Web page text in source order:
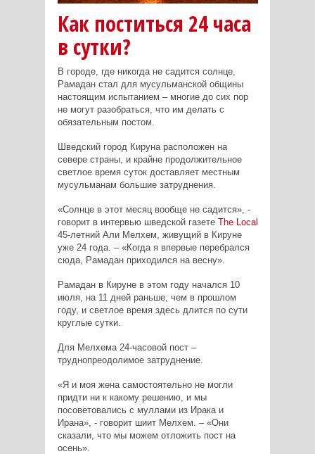
Как поститься 24 часа
в сутки?
В городе, где никогда не садится солнце,
Рамадан стал для мусульманской общины
настоящим испытанием – многие до сих пор
не могут разобраться, что им делать с
обязательным постом.
Шведский город Кируна расположен на
севере страны, и крайне продолжительное
светлое время суток доставляет местным
мусульманам большие затруднения.
«Солнце в этот месяц вообще не садится», -
говорит в интервью шведской газете The Local
45-летний Али Мелхем, живущий в Кируне
уже 24 года. – «Когда я впервые перебрался
сюда, Рамадан приходился на весну».
Рамадан в Кируне в этом году начался 10
июля, на 11 дней раньше, чем в прошлом
году, и светлое время здесь длится по сути
круглые сутки.
Для Мелхема 24-часовой пост –
труднопреодолимое затруднение.
«Я и моя жена самостоятельно не могли
придти ни к какому решению, и мы
посоветовались с муллами из Ирака и
Ирана», - говорит шиит Мелхем. – «Они
сказали, что мы можем отложить пост на
осень».